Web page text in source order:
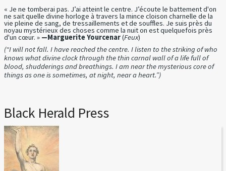
« Je ne tomberai pas. J’ai atteint le centre. J’écoute le battement d'on
ne sait quelle divine horloge à travers la mince cloison charnelle de la
vie pleine de sang, de tressaillements et de souffles. Je suis près du
noyau mystérieux des choses comme la nuit on est quelquefois près
d'un cœur. » —Marguerite Yourcenar(Feux)
(“I will not fall. I have reached the centre. I listen to the striking of who
knows what divine clock through the thin carnal wall of a life full of
blood, shudderings and breathings. I am near the mysterious core of
things as one is sometimes, at night, near a heart.”)
Black Herald Press